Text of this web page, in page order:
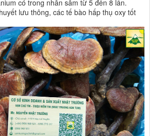
có trong nhân sâm từ 5 đến 8 lần.
lưu thông, các tế bào hấp thụ oxy tốt